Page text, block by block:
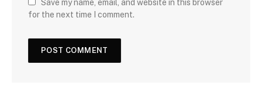
Save my name, email, and website in this browser
for the next time I comment.